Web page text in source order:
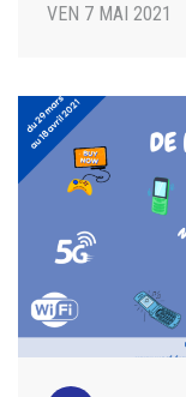
VEN 7 MAI 2021